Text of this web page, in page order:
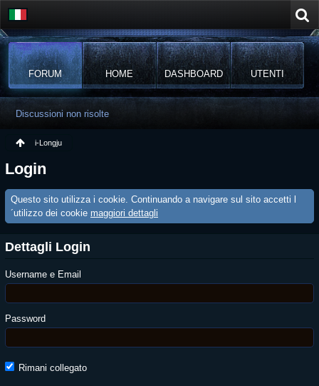
FORUM HOME DASHBOARD UTENTI
Discussioni non risolte
i-Longju
Login
Questo sito utilizza i cookie. Continuando a navigare sul sito accetti l
´utilizzo dei cookie maggiori dettagli
Dettagli Login
Username e Email
Password
Rimani collegato